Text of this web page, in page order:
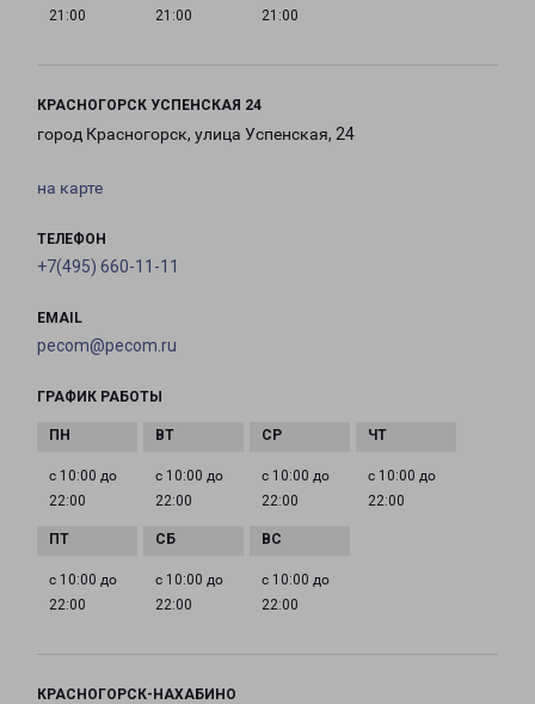
21:00
21:00
21:00
КРАСНОГОРСК УСПЕНСКАЯ 24
город Красногорск, улица Успенская, 24
на карте
ТЕЛЕФОН
+7(495) 660-11-11
EMAIL
pecom@pecom.ru
ГРАФИК РАБОТЫ
с 10:00 до
22:00
с 10:00 до
22:00
с 10:00 до
22:00
с 10:00 до
22:00
с 10:00 до
22:00
с 10:00 до
22:00
с 10:00 до
22:00
КРАСНОГОРСК-НАХАБИНО